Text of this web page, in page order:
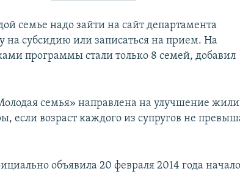
семье надо зайти на сайт департамента
на субсидию или записаться на прием. На
программы стали только 8 семей, добавил
семья» направлена на улучшение
если возраст каждого из супругов не
объявила 20 февраля 2014 года